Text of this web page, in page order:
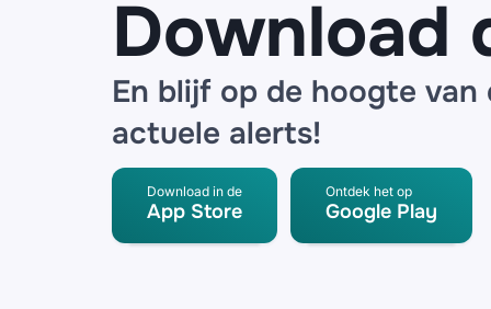
Download
En blijf op de hoogte van
actuele alerts!
Download in de
App Store
Ontdek het op
Google Play